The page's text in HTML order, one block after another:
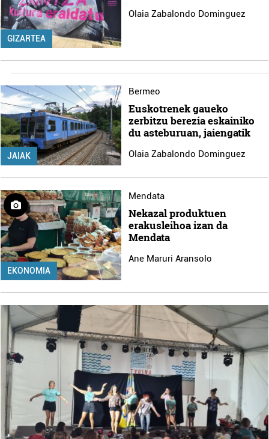
GIZARTEA
Olaia Zabalondo Dominguez
JAIAK
Bermeo
Euskotrenek gaueko
zerbitzu berezia eskainiko
du asteburuan, jaiengatik
Olaia Zabalondo Dominguez
EKONOMIA
Mendata
Nekazal produktuen
erakusleihoa izan da
Mendata
Ane Maruri Aransolo